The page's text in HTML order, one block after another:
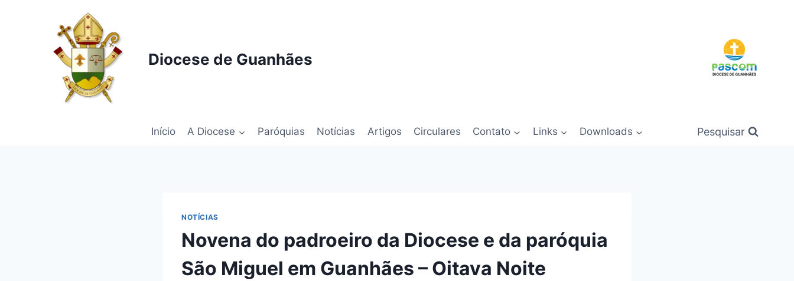
Diocese de Guanhães
Início A Diocese Paróquias Notícias Artigos Circulares Contato Links Downloads Pesquisar
NOTÍCIAS
Novena do padroeiro da Diocese e da paróquia
São Miguel em Guanhães – Oitava Noite